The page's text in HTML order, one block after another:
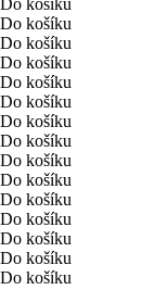
Do košíku
Do košíku
Do košíku
Do košíku
Do košíku
Do košíku
Do košíku
Do košíku
Do košíku
Do košíku
Do košíku
Do košíku
Do košíku
Do košíku
Do košíku